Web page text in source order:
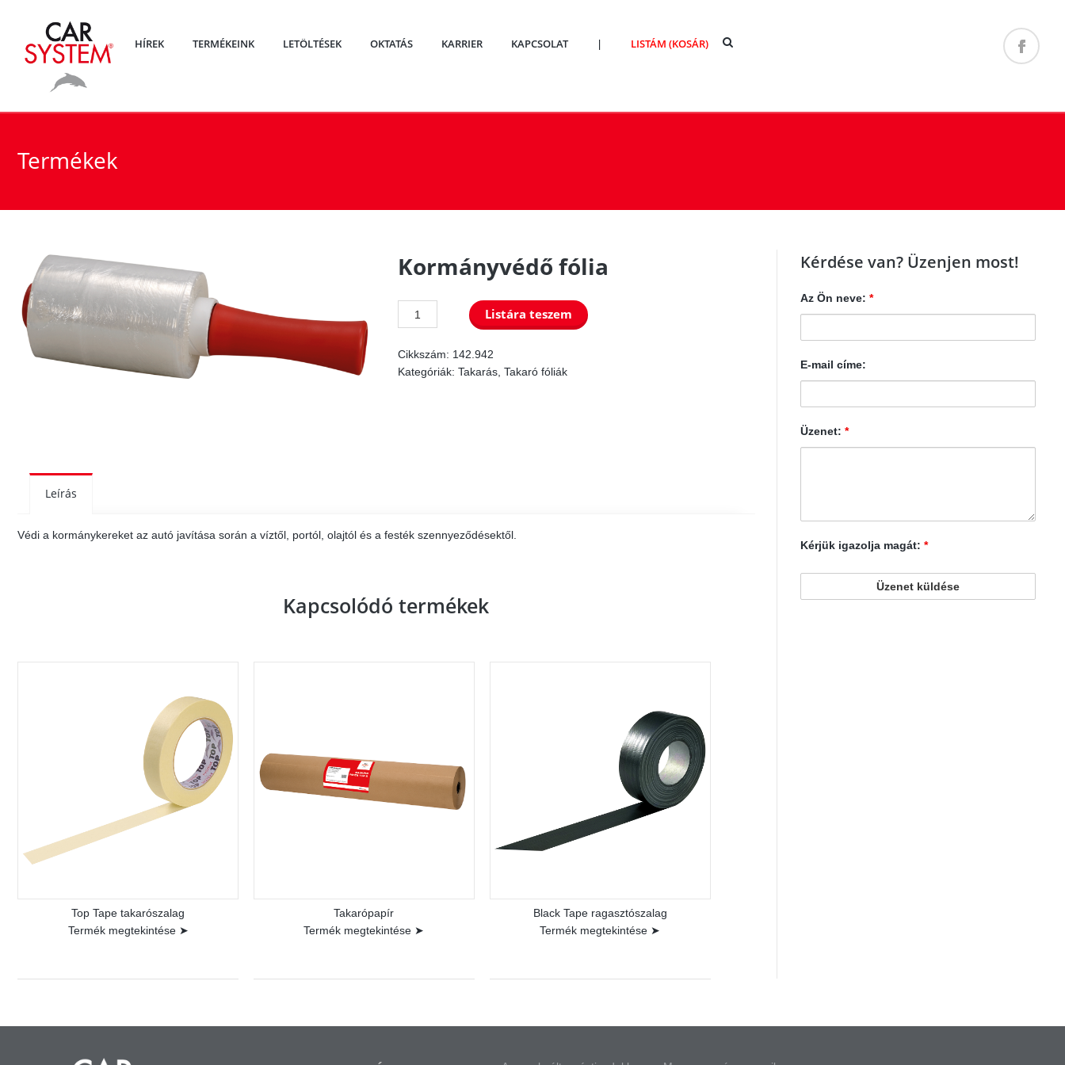
HÍREK TERMÉKEINK LETÖLTÉSEK OKTATÁS KARRIER KAPCSOLAT | LISTÁM (KOSÁR)
Termékek
Kormányvédő fólia
Kormányvédő
mennyiség
Listára teszem
Cikkszám: 142.942
Kategóriák:Takarás ,Takaró fóliák
Leírás
Védi a kormánykereket az autó javítása során a víztől, portól, olajtól és a festék szennyeződésektől.
Kapcsolódó termékek
Top Tape takarószalag
Termék megtekintése ➤
Takarópapír
Termék megtekintése ➤
Black Tape ragasztószalag
Termék megtekintése ➤
Kérdése van? Üzenjen most!
Az Ön neve: *
E-mail címe:
Üzenet: *
Kérjük igazolja magát: *